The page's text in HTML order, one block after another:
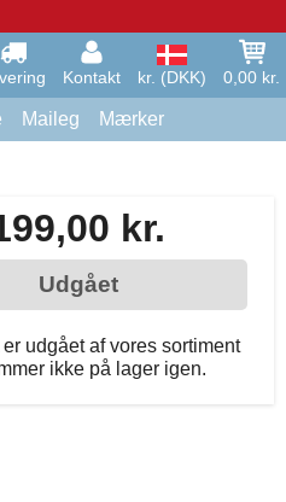
Kontakt kr. (DKK) 0,00 kr.
Maileg Mærker
kr.
Udgået
udgået af vores sortiment
ikke på lager igen.